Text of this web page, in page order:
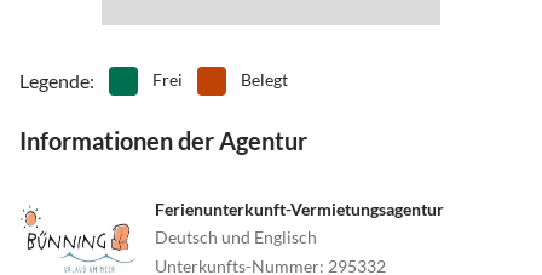
Legende: Frei Belegt
Informationen der Agentur
Ferienunterkunft-Vermietungsagentur
Deutsch und Englisch
Unterkunfts-Nummer: 295332